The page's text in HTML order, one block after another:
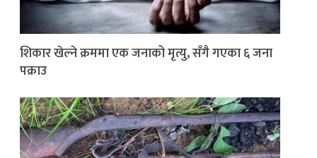
शिकार खेल्ने क्रममा एक जनाको मृत्यु, सँगै गएका ६ जना
पक्राउ